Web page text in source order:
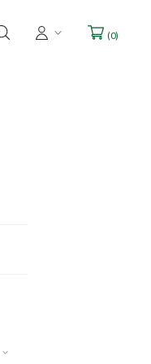
(0)